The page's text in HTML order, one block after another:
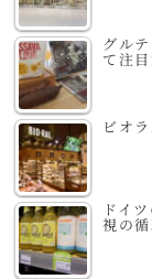
グル
て注
ビオ
ドイ
視の